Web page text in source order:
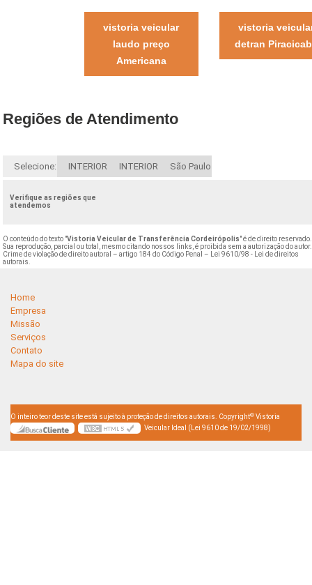
vistoria veicular
laudo preço
Americana
vistoria
detran
Regiões de Atendimento
Selecione: INTERIOR INTERIOR São Paulo
Verifique as regiões que
atendemos
O conteúdo do texto "Vistoria Veicular de Transferência Cordeirópolis" é de direito reservado.
Sua reprodução, parcial ou total, mesmo citando nossos links, é proibida sem a autorização do autor.
Crime de violação de direito autoral – artigo 184 do Código Penal –
Lei 9610/98 - Lei de direitos
autorais
Home
Empresa
Missão
Serviços
Contato
Mapa do site
O inteiro teor deste site está sujeito à proteção de direitos autorais. Copyright© Vistoria
Veicular Ideal (Lei 9610 de 19/02/1998)